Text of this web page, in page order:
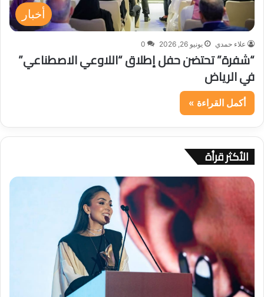
أخبار
علاء حمدي يونيو 26, 2026 0
“شفرة” تحتضن حفل إطلاق “اللاوعي الاصطناعي”
في الرياض
أكمل القراءة »
الأكثر قرأة